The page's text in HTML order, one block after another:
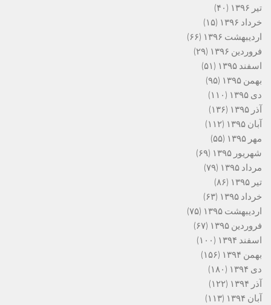
تیر ۱۳۹۶
(۴۰)
خرداد ۱۳۹۶
(۱۵)
اردیبهشت ۱۳۹۶
(۶۶)
فروردین ۱۳۹۶
(۲۹)
اسفند ۱۳۹۵
(۵۱)
بهمن ۱۳۹۵
(۹۵)
دی ۱۳۹۵
(۱۱۰)
آذر ۱۳۹۵
(۱۳۶)
آبان ۱۳۹۵
(۱۱۲)
مهر ۱۳۹۵
(۵۵)
شهریور ۱۳۹۵
(۶۹)
مرداد ۱۳۹۵
(۷۹)
تیر ۱۳۹۵
(۸۶)
خرداد ۱۳۹۵
(۶۳)
اردیبهشت ۱۳۹۵
(۷۵)
فروردین ۱۳۹۵
(۶۷)
اسفند ۱۳۹۴
(۱۰۰)
بهمن ۱۳۹۴
(۱۵۶)
دی ۱۳۹۴
(۱۸۰)
آذر ۱۳۹۴
(۱۲۲)
آبان ۱۳۹۴
(۱۱۳)